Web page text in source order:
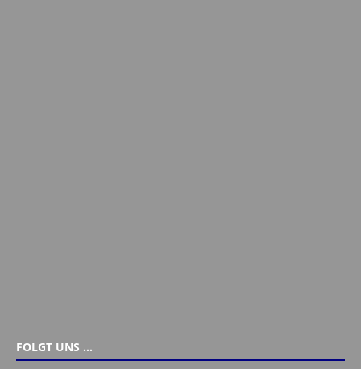
FOLGT UNS …